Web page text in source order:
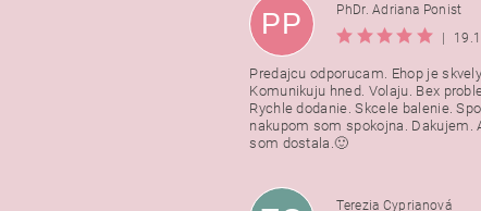
PP
PhDr. Adriana Ponist
Predajcu odporucam. Ehop je
Komunikuju hned. Volaju. Bex
Rychle dodanie. Skcele balenie.
nakupom som spokojna. Dakujem.
som dostala.🙂
Terezia Cyprianová